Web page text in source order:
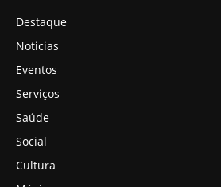
Destaque
Noticias
Eventos
Serviços
Saúde
Social
Cultura